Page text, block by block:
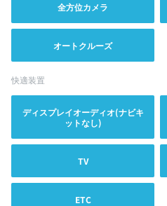
全方位カメラ
オートクルーズ
快適装置
ディスプレイオーディオ(ナビキ
ットなし)
TV
ETC